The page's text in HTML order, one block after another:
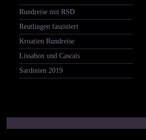
Rundreise mit RSD
Reutlingen fasziniert
Kroatien Rundreise
Lissabon und Cascais
Sardinien 2019